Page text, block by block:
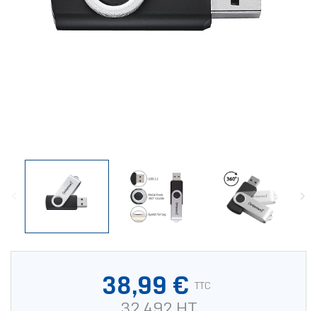
38,99 € TTC